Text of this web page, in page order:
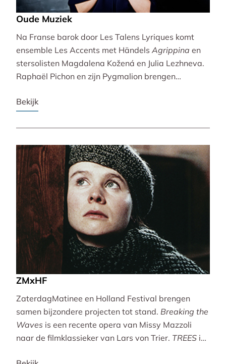
Oude Muziek
Na Franse barok door Les Talens Lyriques komt
ensemble Les Accents met Händels Agrippina en
stersolisten Magdalena Kožená en Julia Lezhneva.
Raphaël Pichon en zijn Pygmalion brengen
Bachvereniging en blokfluitiste Lucie Horsch spelen
Wantenaar, op historische instrumenten! De serie
Andrea Marcon.
Bekijk
ZMxHF
ZaterdagMatinee en Holland Festival brengen
samen bijzondere projecten tot stand. Breaking the
Waves is een recente opera van Missy Mazzoli
naar de filmklassieker van Lars von Trier. TREES is